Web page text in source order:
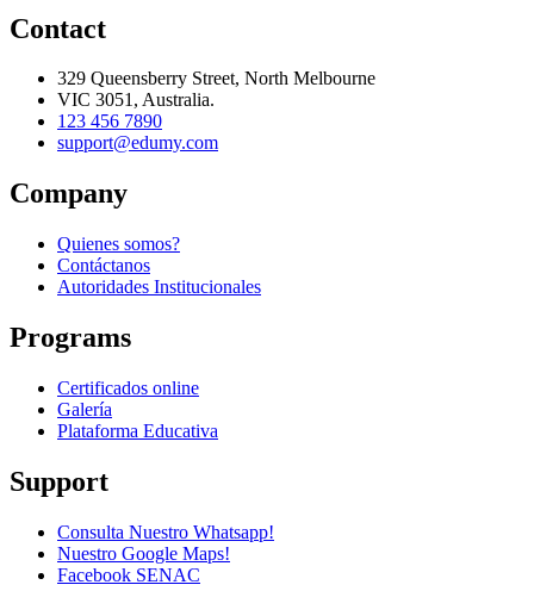
Contact
329 Queensberry Street, North Melbourne
VIC 3051, Australia.
123 456 7890
support@edumy.com
Company
Quienes somos?
Contáctanos
Autoridades Institucionales
Programs
Certificados online
Galería
Plataforma Educativa
Support
Consulta Nuestro Whatsapp!
Nuestro Google Maps!
Facebook SENAC